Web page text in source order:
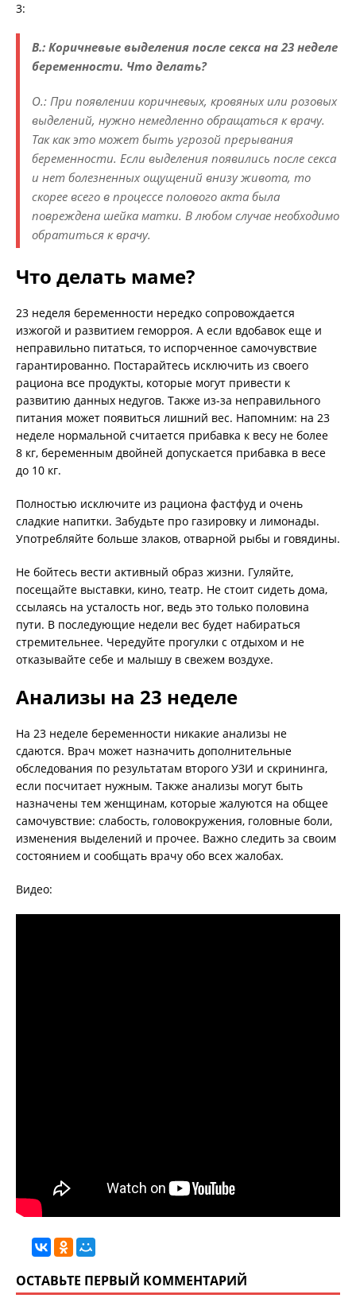
3:
В.: Коричневые выделения после секса на 23 неделе
беременности. Что делать?
О.: При появлении коричневых, кровяных или розовых
выделений, нужно немедленно обращаться к врачу.
Так как это может быть угрозой прерывания
беременности. Если выделения появились после секса
и нет болезненных ощущений внизу живота, то
скорее всего в процессе полового акта была
повреждена шейка матки. В любом случае необходимо
обратиться к врачу.
Что делать маме?
23 неделя беременности нередко сопровождается
изжогой и развитием геморроя. А если вдобавок еще и
неправильно питаться, то испорченное самочувствие
гарантированно. Постарайтесь исключить из своего
рациона все продукты, которые могут привести к
развитию данных недугов. Также из-за неправильного
питания может появиться лишний вес. Напомним: на 23
неделе нормальной считается прибавка к весу не более
8 кг, беременным двойней допускается прибавка в весе
до 10 кг.
Полностью исключите из рациона фастфуд и очень
сладкие напитки. Забудьте про газировку и лимонады.
Употребляйте больше злаков, отварной рыбы и говядины.
Не бойтесь вести активный образ жизни. Гуляйте,
посещайте выставки, кино, театр. Не стоит сидеть дома,
ссылаясь на усталость ног, ведь это только половина
пути. В последующие недели вес будет набираться
стремительнее. Чередуйте прогулки с отдыхом и не
отказывайте себе и малышу в свежем воздухе.
Анализы на 23 неделе
На 23 неделе беременности никакие анализы не
сдаются. Врач может назначить дополнительные
обследования по результатам второго УЗИ и скрининга,
если посчитает нужным. Также анализы могут быть
назначены тем женщинам, которые жалуются на общее
самочувствие: слабость, головокружения, головные боли,
изменения выделений и прочее. Важно следить за своим
состоянием и сообщать врачу обо всех жалобах.
Видео:
ОСТАВЬТЕ ПЕРВЫЙ КОММЕНТАРИЙ